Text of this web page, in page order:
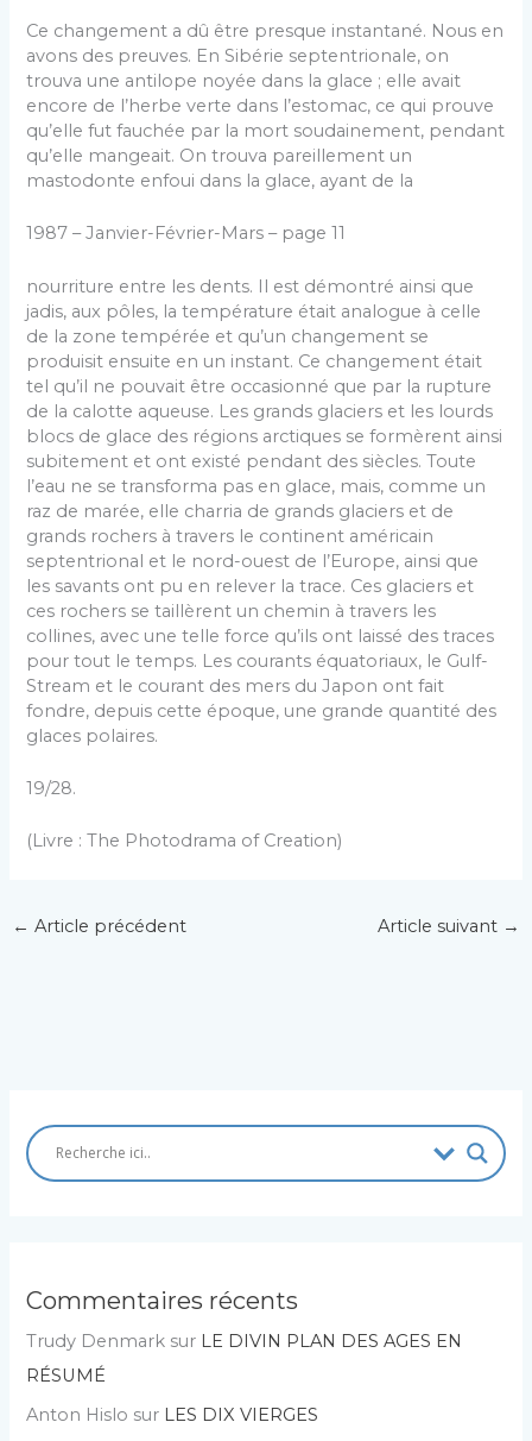
Ce changement a dû être presque instantané. Nous en
avons des preuves. En Sibérie septentrionale, on
trouva une antilope noyée dans la glace ; elle avait
encore de l’herbe verte dans l’estomac, ce qui prouve
qu’elle fut fauchée par la mort soudainement, pendant
qu’elle mangeait. On trouva pareillement un
mastodonte enfoui dans la glace, ayant de la
1987 – Janvier-Février-Mars – page 11
nourriture entre les dents. Il est démontré ainsi que
jadis, aux pôles, la température était analogue à celle
de la zone tempérée et qu’un changement se
produisit ensuite en un instant. Ce changement était
tel qu’il ne pouvait être occasionné que par la rupture
de la calotte aqueuse. Les grands glaciers et les lourds
blocs de glace des régions arctiques se formèrent ainsi
subitement et ont existé pendant des siècles. Toute
l’eau ne se transforma pas en glace, mais, comme un
raz de marée, elle charria de grands glaciers et de
grands rochers à travers le continent américain
septentrional et le nord-ouest de l’Europe, ainsi que
les savants ont pu en relever la trace. Ces glaciers et
ces rochers se taillèrent un chemin à travers les
collines, avec une telle force qu’ils ont laissé des traces
pour tout le temps. Les courants équatoriaux, le Gulf-
Stream et le courant des mers du Japon ont fait
fondre, depuis cette époque, une grande quantité des
glaces polaires.
19/28.
(Livre : The Photodrama of Creation)
← Article précédent Article suivant →
Commentaires récents
Trudy Denmark sur LE DIVIN PLAN DES AGES EN
RÉSUMÉ
Anton Hislo sur LES DIX VIERGES